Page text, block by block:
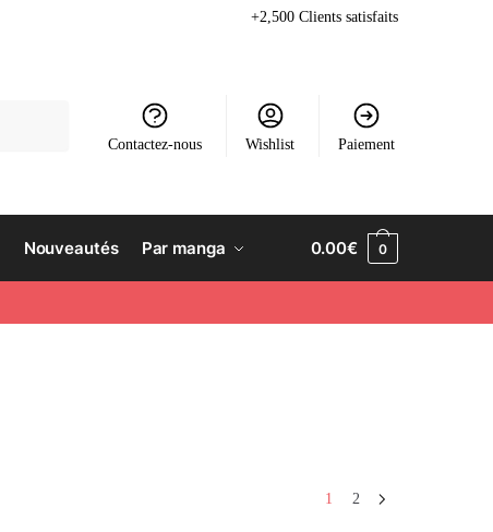
+2,500 Clients satisfaits
Contactez-nous Wishlist Paiement
Nouveautés Par manga 0.00€ 0
1 2